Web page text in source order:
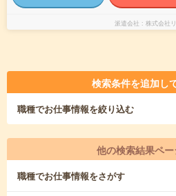
派遣会社 株式会社
検索条件を追加し
職種でお仕事情報を絞り込む
他の検索結果ペ
職種でお仕事情報をさがす